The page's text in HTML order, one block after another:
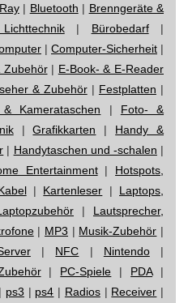
| Bluetooth | Brenngeräte &
| Bürobedarf|
| Computer-Sicherheit |
Zubehör| E-Book- & E-Reader
& Zubehör| Festplatten |
Kamerataschen | Foto- &
|Grafikkarten | Handy &
| Handytaschen und -schalen |
Entertainment| Hotspots,
| Kartenleser | Laptops,
| Lautsprecher,
| MP3 | Musik-Zubehör |
| NFC | Nintendo|
| PC-Spiele | PDA|
| ps3 | ps4 | Radios| Receiver |